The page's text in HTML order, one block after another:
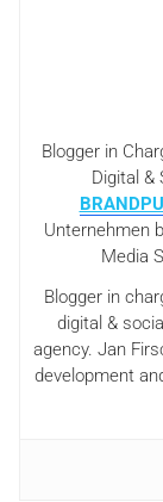
Blogger in
Digital &
Unternehmen
Media
Blogger in
digital &
agency. Jan
development